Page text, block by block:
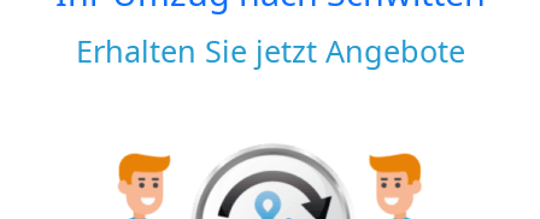
Erhalten Sie jetzt Angebote